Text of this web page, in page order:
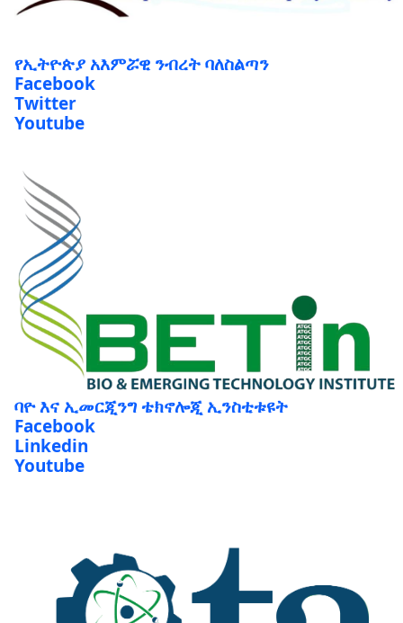
Facebook
Twitter
Youtube
ባዮ እና ኢመርጂንግ ቴክኖሎጂ ኢንስቲቱዩት
Facebook
Linkedin
Youtube